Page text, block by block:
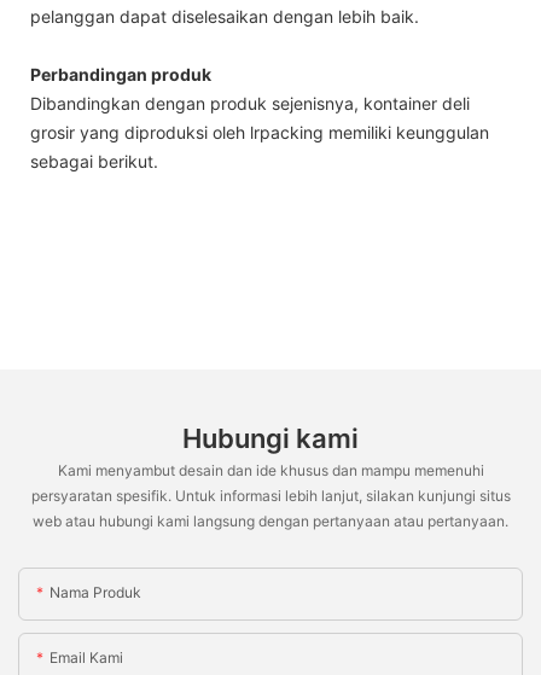
pelanggan dapat diselesaikan dengan lebih baik.
Perbandingan produk
Dibandingkan dengan produk sejenisnya, kontainer deli
grosir yang diproduksi oleh lrpacking memiliki keunggulan
sebagai berikut.
Hubungi kami
Kami menyambut desain dan ide khusus dan mampu memenuhi
persyaratan spesifik. Untuk informasi lebih lanjut, silakan kunjungi situs
web atau hubungi kami langsung dengan pertanyaan atau pertanyaan.
Nama Produk
Email Kami